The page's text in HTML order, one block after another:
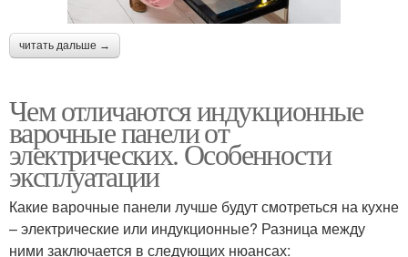
читать дальше →
Чем отличаются индукционные
варочные панели от
электрических. Особенности
эксплуатации
Какие варочные панели лучше будут смотреться на кухне
– электрические или индукционные? Разница между
ними заключается в следующих нюансах: